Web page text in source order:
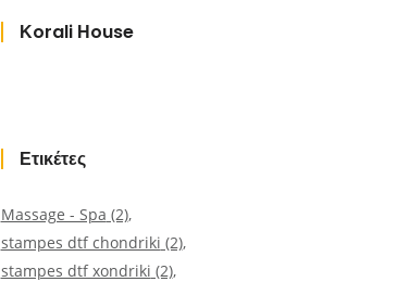
Κorali Ηouse
Ετικέτες
Massage - Spa (2)
stampes dtf chondriki (2)
stampes dtf xondriki (2)